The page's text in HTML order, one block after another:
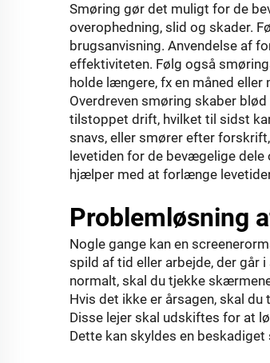
Smøring gør det muligt for de
overophedning, slid og skader.
brugsanvisning. Anvendelse af
effektiviteten. Følg også
holde længere, fx en måned
Overdreven smøring skaber
tilstoppet drift, hvilket til sidst
snavs, eller smører efter
levetiden for de bevægelige
hjælper med at forlænge
Problemløsning
Nogle gange kan en
spild af tid eller arbejde, der går
normalt, skal du tjekke
Hvis det ikke er årsagen, skal
Disse lejer skal udskiftes for at
Dette kan skyldes en